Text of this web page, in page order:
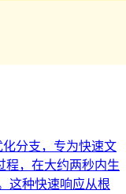
化分支，专为快速文
程，在大约两秒内生
这种快速响应从根